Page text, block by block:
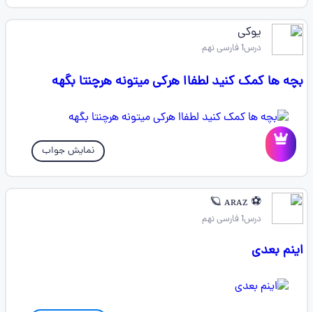
یوکی
درس1 فارسی نهم
بچه ها کمک کنید لطفاا هرکی میتونه هرچنتا بگهه
نمایش جواب
⚽ ᴀʀᴀᴢ 🪐
درس1 فارسی نهم
اینم بعدی